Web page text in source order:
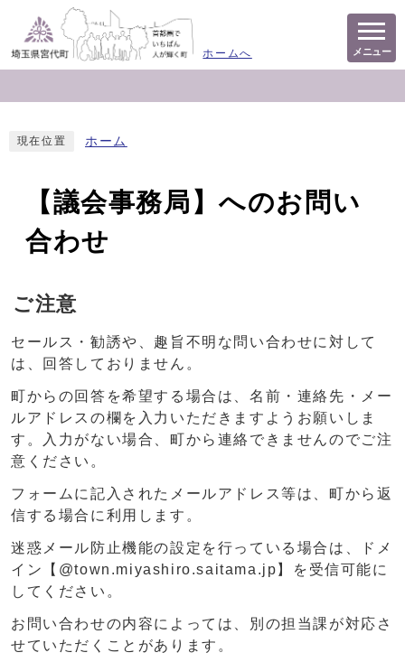
ホームへ メニュー
現在位置 ホーム
【議会事務局】へのお問い
合わせ
ご注意
セールス・勧誘や、趣旨不明な問い合わせに対して
は、回答しておりません。
町からの回答を希望する場合は、名前・連絡先・メー
ルアドレスの欄を入力いただきますようお願いしま
す。入力がない場合、町から連絡できませんのでご注
意ください。
フォームに記入されたメールアドレス等は、町から返
信する場合に利用します。
迷惑メール防止機能の設定を行っている場合は、ドメ
イン【@town.miyashiro.saitama.jp】を受信可能に
してください。
お問い合わせの内容によっては、別の担当課が対応さ
せていただくことがあります。